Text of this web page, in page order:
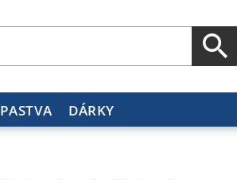
PASTVA DÁRKY